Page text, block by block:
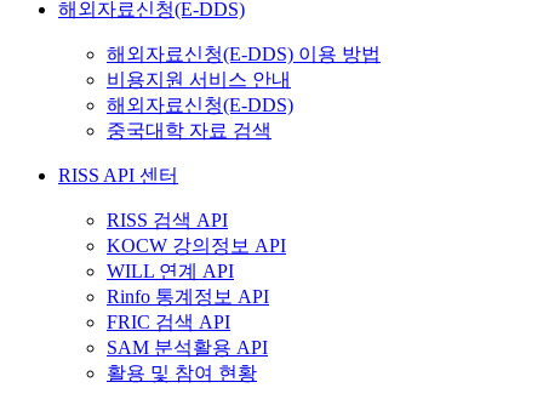
해외자료신청(E-DDS)
해외자료신청(E-DDS) 이용 방법
비용지원 서비스 안내
해외자료신청(E-DDS)
중국대학 자료 검색
RISS API 센터
RISS 검색 API
KOCW 강의정보 API
WILL 연계 API
Rinfo 통계정보 API
FRIC 검색 API
SAM 분석활용 API
활용 및 참여 현황